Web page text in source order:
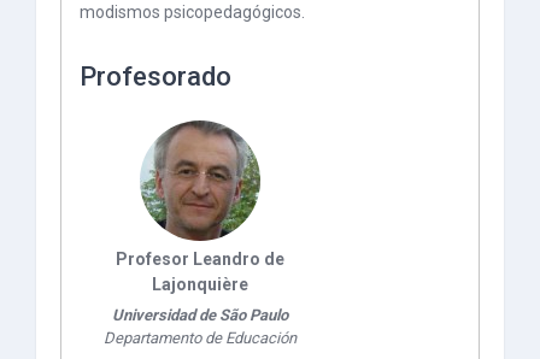
modismos psicopedagógicos.
Profesorado
Profesor Leandro de
Lajonquière
Universidad de São Paulo
Departamento de Educación